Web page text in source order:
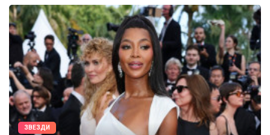
ЗВЕЗДИ